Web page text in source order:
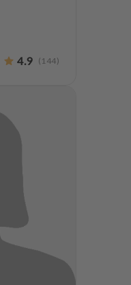
4.9 ( 144)